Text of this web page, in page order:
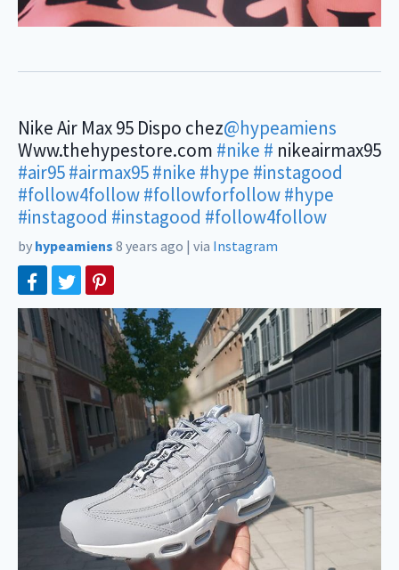
Nike Air Max 95 Dispo chez@hypeamiens
Www.thehypestore.com #nike # nikeairmax95
#air95#airmax95#nike #hype #instagood
#follow4follow#followforfollow#hype
#instagood #instagood #follow4follow
by hypeamiens 8 years ago | via Instagram